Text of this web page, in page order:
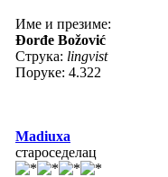
Име и презиме:
Đorđe Božović
Струка: lingvist
Поруке: 4.322
Madiuxa
староседелац